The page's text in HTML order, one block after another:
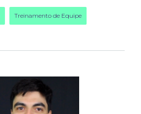
Treinamento de Equipe